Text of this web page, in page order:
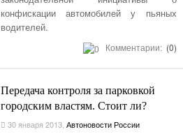
конфискации автомобилей у пьяных
водителей.
Комментарии: (0)
Передача контроля за парковкой
городским властям. Стоит ли?
30 января 2013, Автоновости России